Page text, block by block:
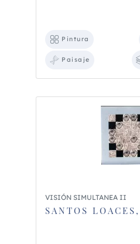
Pintura
Paisaje
VISIÓN SIMULTANEA II
SANTOS